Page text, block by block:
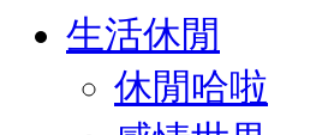
生活休閒
休閒哈啦